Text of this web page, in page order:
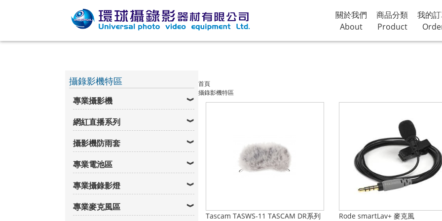
關於我們
About
商品分類
Product
我的
攝錄影機特區
專業攝影機
網紅直播系列
攝影機防雨套
專業電池區
專業攝錄影燈
專業麥克風區
首頁
攝錄影機特區
Tascam TASWS-11 TASCAM DR系列 Rode smartLav+ 麥克風